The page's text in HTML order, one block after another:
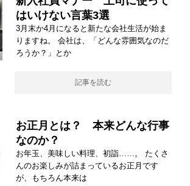
はいけない言葉3選
3月末か4月になると新たな会社生活が始ま
りますね。 会社は、「どんな雰囲気なのだ
ろうか？」とか
記事を読む
お正月とは？ 本来どんな行事
なのか？
お年玉、美味しい料理、初詣……。 たくさ
んのお楽しみが詰まっているお正月です
が、もちろん本来は